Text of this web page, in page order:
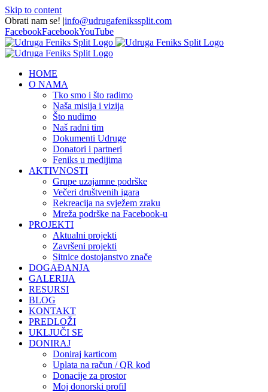
Skip to content
Obrati nam se! |info@udrugafenikssplit.com
FacebookFacebookYouTube
HOME
O NAMA
Tko smo i što radimo
Naša misija i vizija
Što nudimo
Naš radni tim
Dokumenti Udruge
Donatori i partneri
Feniks u medijima
AKTIVNOSTI
Grupe uzajamne podrške
Večeri društvenih igara
Rekreacija na svježem zraku
Mreža podrške na Facebook-u
PROJEKTI
Aktualni projekti
Završeni projekti
Sitnice dostojanstvo znače
DOGAĐANJA
GALERIJA
RESURSI
BLOG
KONTAKT
PREDLOŽI
UKLJUČI SE
DONIRAJ
Doniraj karticom
Uplata na račun / QR kod
Donacije za prostor
Moj donorski profil